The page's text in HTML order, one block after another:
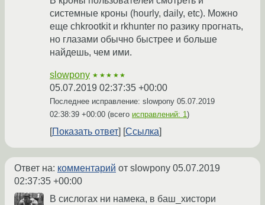
системные кроны (hourly, daily, etc). Можно
еще chkrootkit и rkhunter по разику прогнать,
но глазами обычно быстрее и больше
найдешь, чем ими.
slowpony ★★★★★
05.07.2019 02:37:35 +00:00
Последнее исправление: slowpony 05.07.2019
02:38:39 +00:00 (всего исправлений: 1)
Показать ответ Ссылка
Ответ на: комментарий от slowpony 05.07.2019
02:37:35 +00:00
В сислогах ни намека, в баш_хистори